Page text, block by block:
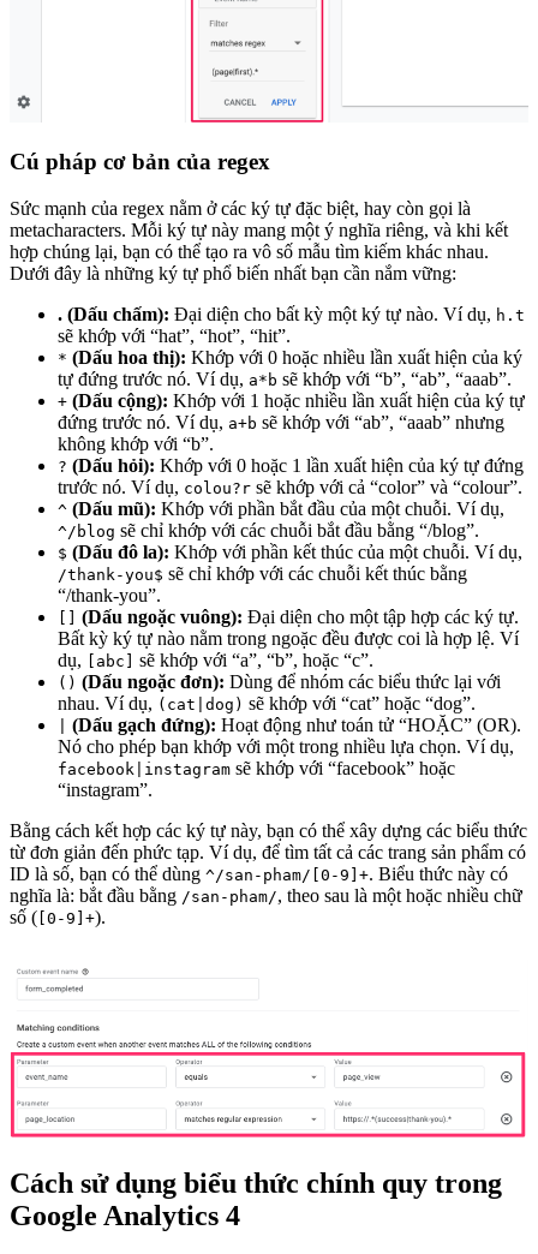
Cú pháp cơ bản của regex
Sức mạnh của regex nằm ở các ký tự đặc biệt, hay còn gọi là
metacharacters. Mỗi ký tự này mang một ý nghĩa riêng, và khi kết
hợp chúng lại, bạn có thể tạo ra vô số mẫu tìm kiếm khác nhau.
Dưới đây là những ký tự phổ biến nhất bạn cần nắm vững:
. (Dấu chấm): Đại diện cho bất kỳ một ký tự nào. Ví dụ, h.t
sẽ khớp với “hat”, “hot”, “hit”.
* (Dấu hoa thị): Khớp với 0 hoặc nhiều lần xuất hiện của ký
tự đứng trước nó. Ví dụ, a*b sẽ khớp với “b”, “ab”, “aaab”.
+ (Dấu cộng): Khớp với 1 hoặc nhiều lần xuất hiện của ký tự
đứng trước nó. Ví dụ, a+b sẽ khớp với “ab”, “aaab” nhưng
không khớp với “b”.
? (Dấu hỏi): Khớp với 0 hoặc 1 lần xuất hiện của ký tự đứng
trước nó. Ví dụ, colou?r sẽ khớp với cả “color” và “colour”.
^ (Dấu mũ): Khớp với phần bắt đầu của một chuỗi. Ví dụ,
^/blog sẽ chỉ khớp với các chuỗi bắt đầu bằng “/blog”.
$ (Dấu đô la): Khớp với phần kết thúc của một chuỗi. Ví dụ,
/thank-you$ sẽ chỉ khớp với các chuỗi kết thúc bằng
“/thank-you”.
(Dấu ngoặc vuông): Đại diện cho một tập hợp các ký tự.
Bất kỳ ký tự nào nằm trong ngoặc đều được coi là hợp lệ. Ví
dụ,
[abc] sẽ khớp với “a”, “b”, hoặc “c”.
() (Dấu ngoặc đơn): Dùng để nhóm các biểu thức lại với
nhau. Ví dụ, (cat|dog) sẽ khớp với “cat” hoặc “dog”.
(Dấu gạch đứng): Hoạt động như toán tử “HOẶC” (OR).
Nó cho phép bạn khớp với một trong nhiều lựa chọn. Ví dụ,
facebook|instagram sẽ khớp với “facebook” hoặc
“instagram”.
Bằng cách kết hợp các ký tự này, bạn có thể xây dựng các biểu thức
từ đơn giản đến phức tạp. Ví dụ, để tìm tất cả các trang sản phẩm có
ID là số, bạn có thể dùng ^/san-pham/[0-9]+. Biểu thức này có
nghĩa là: bắt đầu bằng /san-pham/, theo sau là một hoặc nhiều chữ
số ( [0-9]+).
Cách sử dụng biểu thức chính quy trong
Google Analytics 4